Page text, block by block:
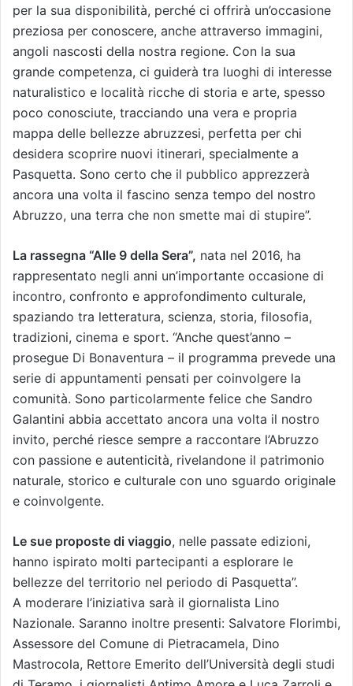
per la sua disponibilità, perché ci offrirà un’occasione
preziosa per conoscere, anche attraverso immagini,
angoli nascosti della nostra regione. Con la sua
grande competenza, ci guiderà tra luoghi di interesse
naturalistico e località ricche di storia e arte, spesso
poco conosciute, tracciando una vera e propria
mappa delle bellezze abruzzesi, perfetta per chi
desidera scoprire nuovi itinerari, specialmente a
Pasquetta. Sono certo che il pubblico apprezzerà
ancora una volta il fascino senza tempo del nostro
Abruzzo, una terra che non smette mai di stupire”.
La rassegna “Alle 9 della Sera”, nata nel 2016, ha
rappresentato negli anni un’importante occasione di
incontro, confronto e approfondimento culturale,
spaziando tra letteratura, scienza, storia, filosofia,
tradizioni, cinema e sport. “Anche quest’anno –
prosegue Di Bonaventura – il programma prevede una
serie di appuntamenti pensati per coinvolgere la
comunità. Sono particolarmente felice che Sandro
Galantini abbia accettato ancora una volta il nostro
invito, perché riesce sempre a raccontare l’Abruzzo
con passione e autenticità, rivelandone il patrimonio
naturale, storico e culturale con uno sguardo originale
e coinvolgente.
Le sue proposte di viaggio, nelle passate edizioni,
hanno ispirato molti partecipanti a esplorare le
bellezze del territorio nel periodo di Pasquetta”.
A moderare l’iniziativa sarà il giornalista Lino
Nazionale. Saranno inoltre presenti: Salvatore Florimbi,
Assessore del Comune di Pietracamela, Dino
Mastrocola, Rettore Emerito dell’Università degli studi